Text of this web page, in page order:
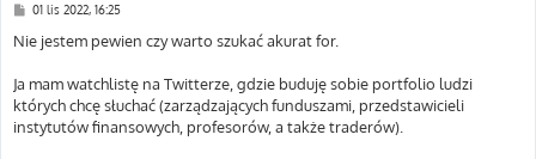
P
s
t
01 lis 2022, 16:25
Nie jestem pewien czy warto szukać akurat for.
Ja mam watchlistę na Twitterze, gdzie buduję sobie portfolio ludzi
których chcę słuchać (zarządzających funduszami, przedstawicieli
instytutów finansowych, profesorów, a także traderów).